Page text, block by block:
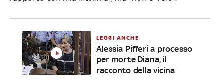
LEGGI ANCHE
Alessia Pifferi a processo
per morte Diana, il
racconto della vicina